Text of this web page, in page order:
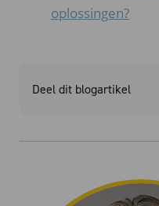
oplossingen?
Deel dit blogartikel